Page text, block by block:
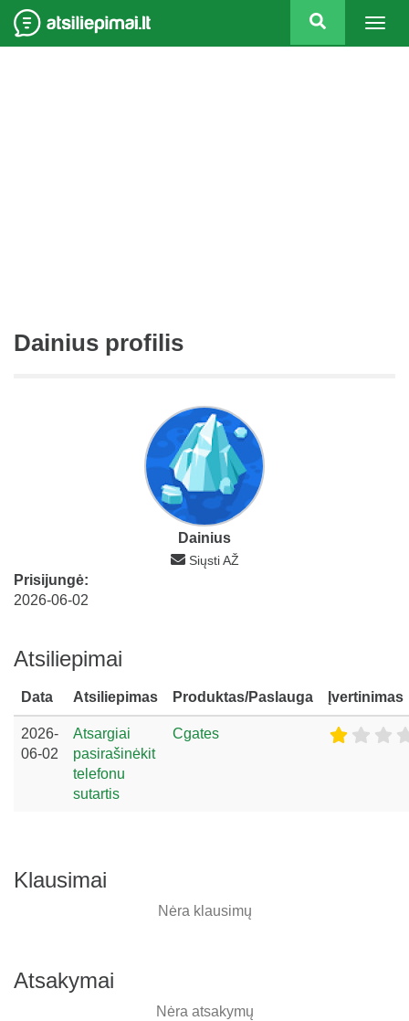
Dainius profilis
Dainius
Siųsti AŽ
Prisijungė:
2026-06-02
Atsiliepimai
Data Atsiliepimas Produktas/Paslauga Įvertinimas
2026-
06-02
Atsargiai
pasirašinėkit
telefonu
sutartis
Cgates
Klausimai
Nėra klausimų
Atsakymai
Nėra atsakymų